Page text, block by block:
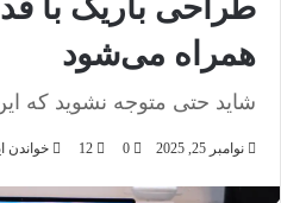
همراه می‌شود
شاید حتی متوجه نشوید که
نوامبر 25, 2025 0
12 خواندن این مطلب